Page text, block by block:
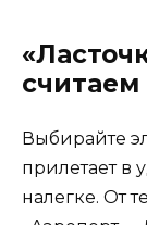
Выбирайте
прилетает в
налегке. От